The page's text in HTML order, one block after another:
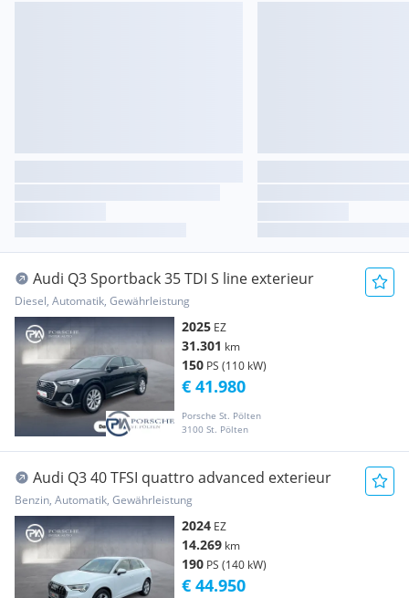
Audi Q3 Sportback 35 TDI S line exterieur
Diesel, Automatik, Gewährleistung
2025 EZ
31.301 km
150 PS (110 kW)
Porsche St. Pölten
3100 St. Pölten
€ 41.980
Audi Q3 40 TFSI quattro advanced exterieur
Benzin, Automatik, Gewährleistung
2024 EZ
14.269 km
190 PS (140 kW)
€ 44.950